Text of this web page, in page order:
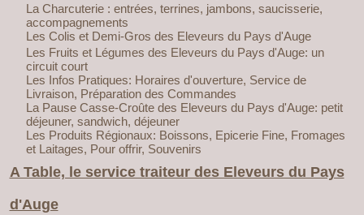
La Charcuterie : entrées, terrines, jambons, saucisserie,
accompagnements
Les Colis et Demi-Gros des Eleveurs du Pays d'Auge
Les Fruits et Légumes des Eleveurs du Pays d'Auge: un
circuit court
Les Infos Pratiques: Horaires d'ouverture, Service de
Livraison, Préparation des Commandes
La Pause Casse-Croûte des Eleveurs du Pays d'Auge: petit
déjeuner, sandwich, déjeuner
Les Produits Régionaux: Boissons, Epicerie Fine, Fromages
et Laitages, Pour offrir, Souvenirs
A Table, le service traiteur des Eleveurs du Pays
d'Auge